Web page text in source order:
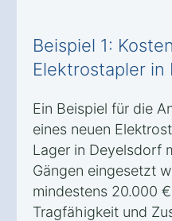
Beispiel 1:
Elektrostapler
Ein Beispiel für die
eines neuen
Lager in Deyelsdorf
Gängen eingesetzt
mindestens 20.000
Tragfähigkeit und